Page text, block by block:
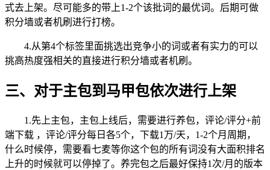
式去上架。尽可能多的带上1-2个该批词的最优词。后期可做
积分墙或者机刷进行打榜。
4.从第4个标签里面挑选出竞争小的词或者有实力的可以
挑高热度强相关的直接进行积分墙或者机刷。
三、对于主包到马甲包依次进行上架
1.先上主包，主包上线后，需要进行养包，评论/评分+前
端下载 ，评论/评分每日各5个，下载1万/天，1-2个月周期，
什么时候停，需要看七麦等你这个包的所有词没有大面积排名
上升的时候就可以停掉了。养完包之后最好保持1次/月的版本